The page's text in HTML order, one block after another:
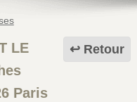
Retour
LE
Paris